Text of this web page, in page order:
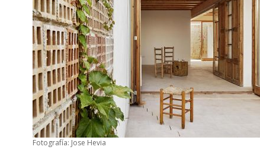
Fotografía: Jose Hevia